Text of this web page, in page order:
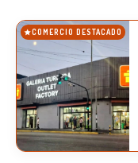
COMERCIO DESTACADO